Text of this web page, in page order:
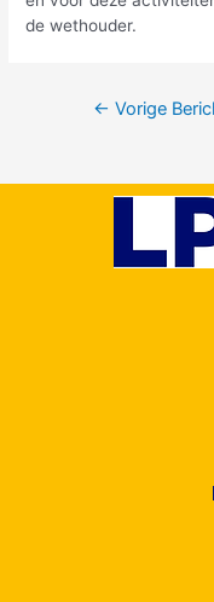
de wethouder.
← Vorige